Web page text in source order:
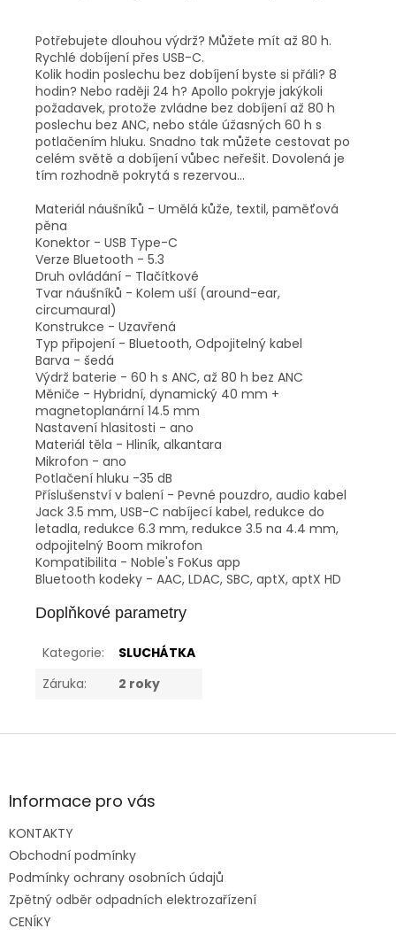
Potřebujete dlouhou výdrž? Můžete mít až 80 h.
Rychlé dobíjení přes USB-C.
Kolik hodin poslechu bez dobíjení byste si přáli? 8
hodin? Nebo raději 24 h? Apollo pokryje jakýkoli
požadavek, protože zvládne bez dobíjení až 80 h
poslechu bez ANC, nebo stále úžasných 60 h s
potlačením hluku. Snadno tak můžete cestovat po
celém světě a dobíjení vůbec neřešit. Dovolená je
tím rozhodně pokrytá s rezervou...
Materiál náušníků - Umělá kůže, textil, paměťová
pěna
Konektor - USB Type-C
Verze Bluetooth - 5.3
Druh ovládání - Tlačítkové
Tvar náušníků - Kolem uší (around-ear,
circumaural)
Konstrukce - Uzavřená
Typ připojení - Bluetooth, Odpojitelný kabel
Barva - šedá
Výdrž baterie - 60 h s ANC, až 80 h bez ANC
Měniče - Hybridní, dynamický 40 mm +
magnetoplanární 14.5 mm
Nastavení hlasitosti - ano
Materiál těla - Hliník, alkantara
Mikrofon - ano
Potlačení hluku -35 dB
Příslušenství v balení - Pevné pouzdro, audio kabel
Jack 3.5 mm, USB-C nabíjecí kabel, redukce do
letadla, redukce 6.3 mm, redukce 3.5 na 4.4 mm,
odpojitelný Boom mikrofon
Kompatibilita - Noble's FoKus app
Bluetooth kodeky - AAC, LDAC, SBC, aptX, aptX HD
Doplňkové parametry
Kategorie:
SLUCHÁTKA
Záruka: 2 roky
Z
aInformace pro vás
KONTAKTY
Obchodní podmínky
Podmínky ochrany osobních údajů
Zpětný odběr odpadních elektrozařízení
CENÍKY